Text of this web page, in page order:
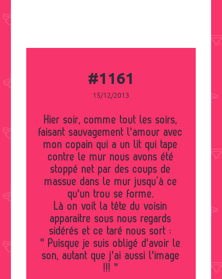
#1161
15/12/2013
Hier soir, comme tout les soirs,
faisant sauvagement l'amour avec
mon copain qui a un lit qui tape
contre le mur nous avons été
stoppé net par des coups de
massue dans le mur jusqu’à ce
qu'un trou se forme.
Là on voit la tête du voisin
apparaitre sous nous regards
sidérés et ce taré nous sort :
" Puisque je suis obligé d'avoir le
son, autant que j'ai aussi l'image
!!! "